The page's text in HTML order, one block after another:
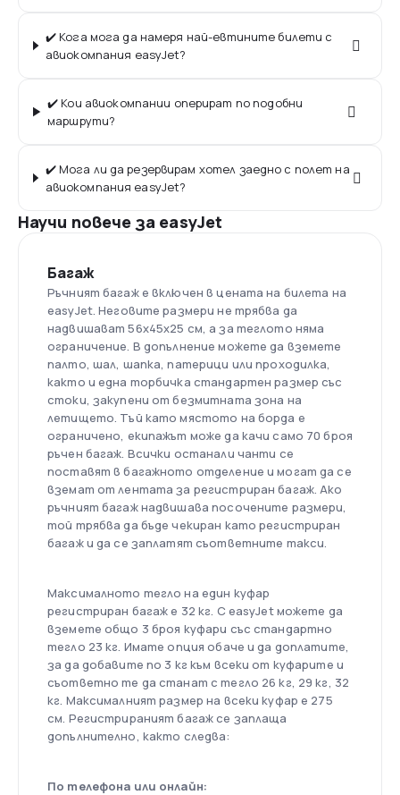
✔️ Кога мога да намеря най-евтините билети с
авиокомпания easyJet?
✔️ Кои авиокомпании оперират по подобни
маршрути?
✔️ Мога ли да резервирам хотел заедно с полет на
авиокомпания easyJet?
Научи повече за easyJet
Багаж
Ръчният багаж е включен в цената на билета на
easyJet. Неговите размери не трябва да
надвишават 56х45х25 см, а за теглото няма
ограничение. В допълнение можете да вземете
палто, шал, шапка, патерици или проходилка,
както и една торбичка стандартен размер със
стоки, закупени от безмитната зона на
летището. Тъй като мястото на борда е
ограничено, екипажът може да качи само 70 броя
ръчен багаж. Всички останали чанти се
поставят в багажното отделение и могат да се
вземат от лентата за регистриран багаж. Ако
ръчният багаж надвишава посочените размери,
той трябва да бъде чекиран като регистриран
багаж и да се заплатят съответните такси.
Максималното тегло на един куфар
регистриран багаж е 32 кг. С easyJet можете да
вземете общо 3 броя куфари със стандартно
тегло 23 кг. Имате опция обаче и да доплатите,
за да добавите по 3 кг към всеки от куфарите и
съответно те да станат с тегло 26 кг, 29 кг, 32
кг. Максималният размер на всеки куфар е 275
см. Регистрираният багаж се заплаща
допълнително, както следва:
По телефона или онлайн: